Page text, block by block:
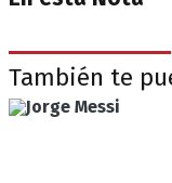
También te